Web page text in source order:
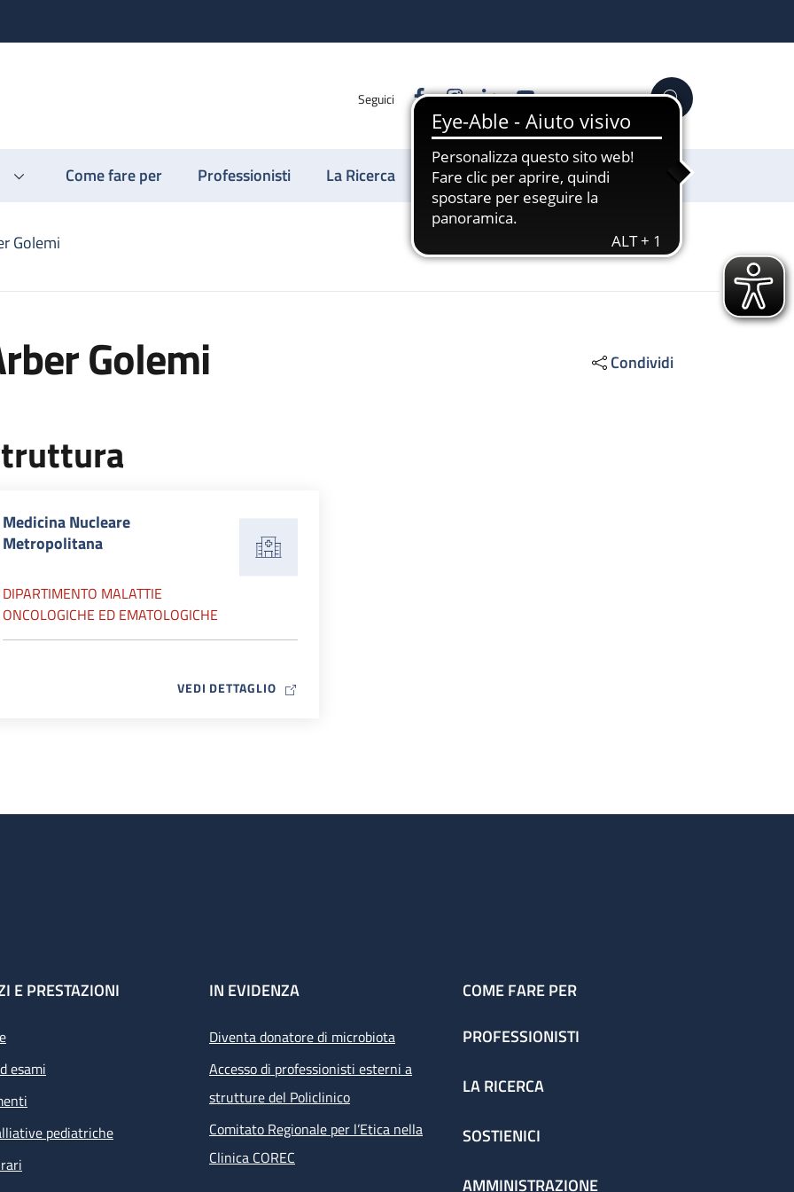
Seguici FacebookInstagram
LinkedinYouTube Cerca
Come fare per Professionisti La Ricerca Sostienici
Golemi
Golemi Condividi
Medicina Nucleare
Metropolitana
DIPARTIMENTO MALATTIE
ONCOLOGICHE ED EMATOLOGICHE
VEDI DETTAGLIOMAP ICON
E PRESTAZIONI
esami
pediatriche
IN EVIDENZA
Diventa donatore di microbiota
Accesso di professionisti esterni a
strutture del Policlinico
Comitato Regionale per l’Etica nella
Clinica COREC
COME FARE PER
PROFESSIONISTI
LA RICERCA
SOSTIENICI
AMMINISTRAZIONE